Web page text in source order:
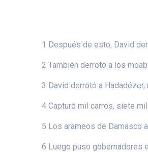
1 Después de esto, David
2 También derrotó a los
3 David derrotó a
4 Capturó mil carros, siete
5 Los arameos de Damasco
6 Luego puso gobernadores